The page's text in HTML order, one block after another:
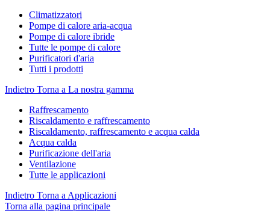
Climatizzatori
Pompe di calore aria-acqua
Pompe di calore ibride
Tutte le pompe di calore
Purificatori d'aria
Tutti i prodotti
Indietro Torna a La nostra gamma
Raffrescamento
Riscaldamento e raffrescamento
Riscaldamento, raffrescamento e acqua calda
Acqua calda
Purificazione dell'aria
Ventilazione
Tutte le applicazioni
Indietro Torna a Applicazioni
Torna alla pagina principale